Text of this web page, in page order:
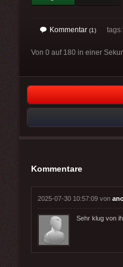
Kommentar (1)
Von 0 auf 180 in einer
Kommentare
2025-07-30 10:57:09 von
Sehr klug von